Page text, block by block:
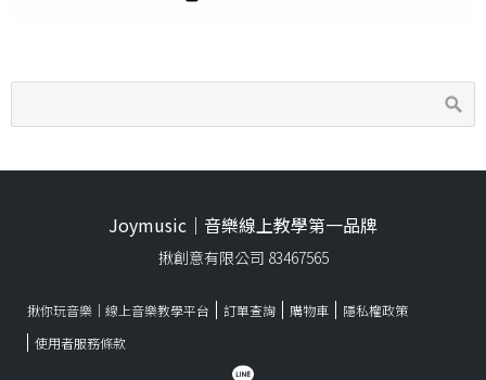
Joymusic｜音樂線上教學第一品牌
揪創意有限公司 83467565
揪你玩音樂｜線上音樂教學平台 訂單查詢 購物車
隱私權政策
使用者服務條款